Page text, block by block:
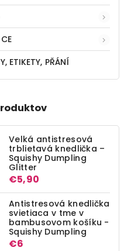
ETIKETY, PŘÁNÍ
Velká antistresová
trblietavá knedlička –
Squishy Dumpling
Glitter
€5,90
Antistresová knedlička
svietiaca v tme v
bambusovom košíku -
Squishy Dumpling
€6